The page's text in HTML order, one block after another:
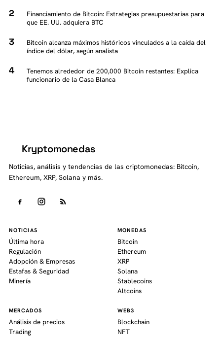
Financiamiento de Bitcoin: Estrategias presupuestarias para
que EE. UU. adquiera BTC
Bitcoin alcanza máximos históricos vinculados a la caída del
índice del dólar, según analista
Tenemos alrededor de 200,000 Bitcoin restantes: Explica
funcionario de la Casa Blanca
Kryptomonedas
Noticias, análisis y tendencias de las criptomonedas: Bitcoin,
Ethereum, XRP, Solana y más.
NOTICIAS
Última hora
Regulación
Adopción & Empresas
Estafas & Seguridad
Minería
MONEDAS
Bitcoin
Ethereum
XRP
Solana
Stablecoins
Altcoins
MERCADOS
Análisis de precios
Trading
WEB3
Blockchain
NFT